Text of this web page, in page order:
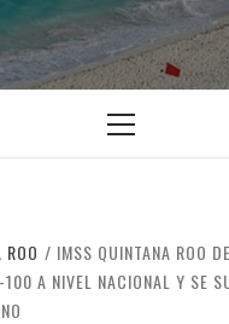
Menu
ROO
IMSS QUINTANA ROO
A NIVEL NACIONAL Y SE